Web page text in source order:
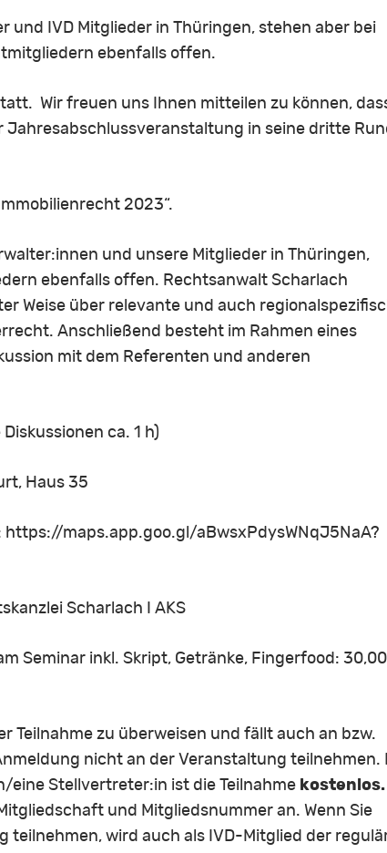
und IVD Mitglieder in Thüringen, stehen aber bei
ebenfalls offen.
Wir freuen uns Ihnen mitteilen zu können,
Jahresabschlussveranstaltung in seine dritte
2023“.
und unsere Mitglieder in Thüringen,
ebenfalls offen. Rechtsanwalt Scharlach
Weise über relevante und auch
Anschließend besteht im Rahmen eines
mit dem Referenten und anderen
ca. 1 h)
Haus 35
maps.app.goo.gl/aBwsxPdysWNqJ5NaA?
Scharlach I AKS
Seminar inkl. Skript, Getränke, Fingerfood: 30,00
Teilnahme zu überweisen und fällt auch an bzw.
nicht an der Veranstaltung teilnehmen.
eine Stellvertreter:in ist die Teilnahme kostenlos.
und Mitgliedsnummer an. Wenn Sie
wird auch als IVD-Mitglied der